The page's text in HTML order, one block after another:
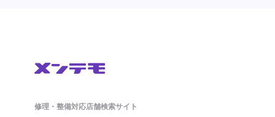
修理・整備対応店舗検索サイト